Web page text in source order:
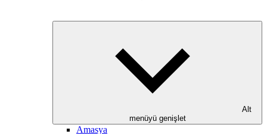
Alt
menüyü genişlet
Amasya